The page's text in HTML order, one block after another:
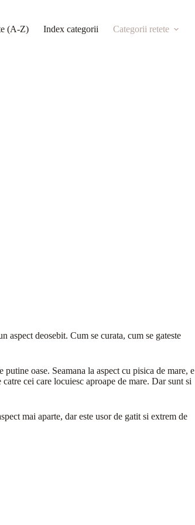
(A-Z) Index categorii Categorii retete
aspect deosebit. Cum se curata, cum se gateste
oase. Seamana la aspect cu pisica de mare, e
cei care locuiesc aproape de mare. Dar sunt si
mai aparte, dar este usor de gatit si extrem de